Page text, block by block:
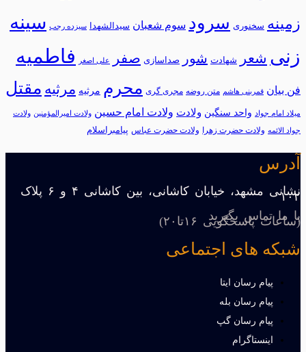
زمینه سخنوری سرود سوم شعبان سیدالشهدا سیزده رجب سینه
زنی شعر شهادت شور صداسازی صفر علی اصغر فاطمیه
فن بیان قمربنی هاشم متن روضه مجری گری محرم مرثيه مرثیه مقتل
میلاد امام جواد واحد سنگین ولادت ولادت امام حسین ولادت امیرالمؤمنین ولادت
جواد الائمه ولادت حضرت زهرا ولادت حضرت عباس پیامبراسلام
آدرس
نشانی مشهد، خیابان کاشانی، بین کاشانی ۴ و ۶ پلاک
۱۰۲
با ما تماس بگیرید
(ساعات پاسخگویی ۱۶تا۲۰)
شبکه های اجتماعی
پیام رسان ایتا
پیام رسان بله
پیام رسان گپ
اینستاگرام